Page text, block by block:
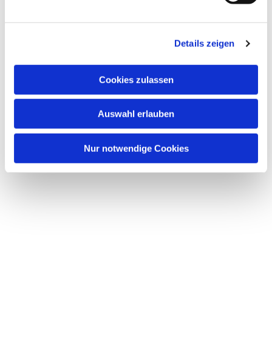
Details zeigen
Cookies zulassen
Auswahl erlauben
Nur notwendige Cookies
interessieren